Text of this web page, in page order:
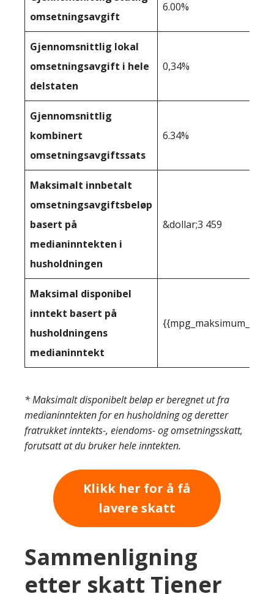
omsetningsavgift
6.00%
Gjennomsnittlig lokal
omsetningsavgift i hele
delstaten
0,34%
Gjennomsnittlig
kombinert
omsetningsavgiftssats
6.34%
Maksimalt innbetalt
omsetningsavgiftsbeløp
basert på
medianinntekten i
husholdningen
&dollar;3 459
Maksimal disponibel
inntekt basert på
husholdningens
medianinntekt
* Maksimalt disponibelt beløp er beregnet ut fra
medianinntekten for en husholdning og deretter
fratrukket inntekts-, eiendoms- og omsetningsskatt,
forutsatt at du bruker hele inntekten.
Klikk her for å få
lavere skatt
Sammenligning
etter skatt Tjener